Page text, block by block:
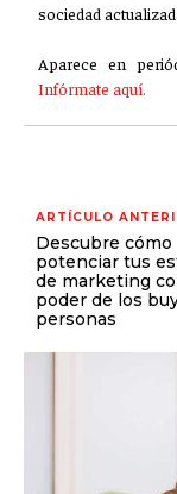
sociedad
Aparece en
Infórmate aquí.
ARTÍCULO
Descubre cómo
potenciar tus
de marketing
poder de los
personas